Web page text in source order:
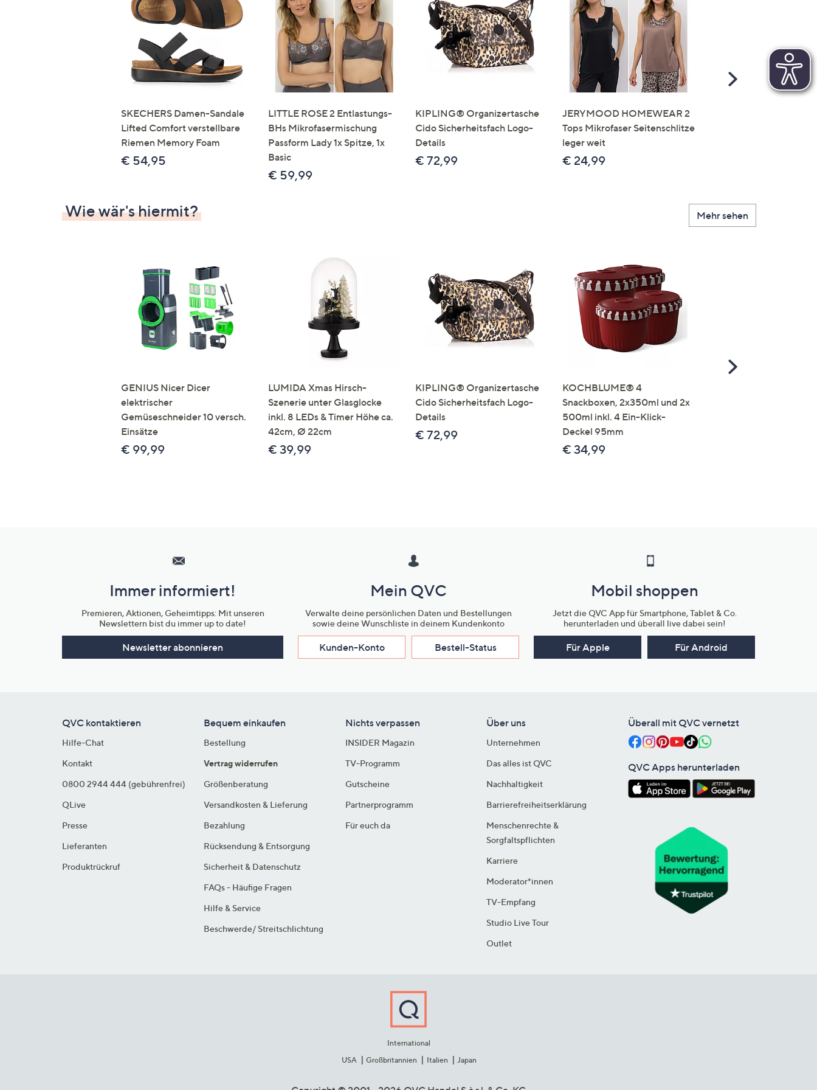
Touch-
Geräten
nach
links
bzw.
rechts,
um
diese
anzuzeigen.
SKECHERS Damen-Sandale
Lifted Comfort verstellbare
Riemen Memory Foam
€ 54,95
LITTLE ROSE 2 Entlastungs-
BHs Mikrofasermischung
Passform Lady 1x Spitze, 1x
Basic
€ 59,99
KIPLING® Organizertasche
Cido Sicherheitsfach Logo-
Details
€ 72,99
JERYMOOD HOMEWEAR 2
Tops Mikrofaser Seitenschlitze
leger weit
€ 24,99
Scroll
Wie wär's hiermit? Mehr sehen
GENIUS Nicer Dicer
elektrischer
Gemüseschneider 10 versch.
Einsätze
€ 99,99
LUMIDA Xmas Hirsch-
Szenerie unter Glasglocke
inkl. 8 LEDs & Timer Höhe ca.
42cm, Ø 22cm
€ 39,99
KIPLING® Organizertasche
Cido Sicherheitsfach Logo-
Details
€ 72,99
KOCHBLUME® 4
Snackboxen, 2x350ml und 2x
500ml inkl. 4 Ein-Klick-
Deckel 95mm
€ 34,99
Scroll
Unternehmensinformationen
Immer informiert!
Premieren, Aktionen, Geheimtipps: Mit unseren
Newslettern bist du immer up to date!
Newsletter abonnieren
Mein QVC
Verwalte deine persönlichen Daten und Bestellungen
sowie deine Wunschliste in deinem Kundenkonto
Kunden-Konto Bestell-Status
Mobil shoppen
Jetzt die QVC App für Smartphone, Tablet & Co.
herunterladen und überall live dabei sein!
Für Apple Für Android
QVC kontaktieren
Hilfe-Chat
Kontakt
0800 2944 444 (gebührenfrei)
QLive
Presse
Lieferanten
Produktrückruf
Bequem einkaufen
Bestellung
Vertrag widerrufen
Größenberatung
Versandkosten & Lieferung
Bezahlung
Rücksendung & Entsorgung
Sicherheit & Datenschutz
FAQs - Häufige Fragen
Hilfe & Service
Beschwerde/ Streitschlichtung
Nichts verpassen
INSIDER Magazin
TV-Programm
Gutscheine
Partnerprogramm
Für euch da
Über uns
Unternehmen
Das alles ist QVC
Nachhaltigkeit
Barrierefreiheitserklärung
Menschenrechte &
Sorgfaltspflichten
Karriere
Moderator*innen
TV-Empfang
Studio Live Tour
Outlet
Überall mit QVC vernetzt
QVC Apps herunterladen
International
USA
Großbritannien Italien Japan